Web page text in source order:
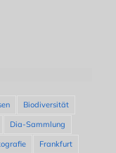
Biodiversität
Dia-Sammlung
Frankfurt